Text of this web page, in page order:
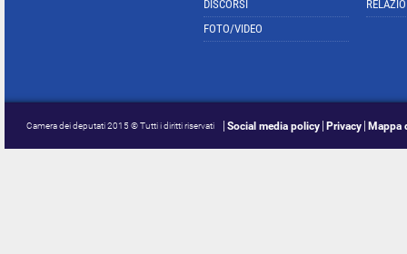
DISCORSI
FOTO/VIDEO
Camera dei deputati 2015 © Tutti i diritti riservati Social media policy Privacy Mappa